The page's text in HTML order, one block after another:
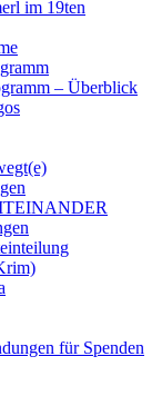
im 19ten
– Überblick
für Spenden